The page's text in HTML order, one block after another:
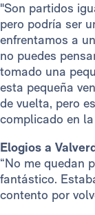
"Son partidos
pero podría ser
enfrentamos a
no puedes
tomado una
esta pequeña
de vuelta, pero
complicado en
Elogios a
“No me quedan
fantástico.
contento por